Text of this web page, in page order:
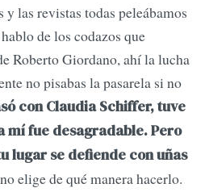
las revistas todas peleábamos
de los codazos que
Roberto Giordano, ahí la lucha
no pisabas la pasarela si no
con Claudia Schiffer, tuve
mí fue desagradable. Pero
lugar se defiende con uñas
elige de qué manera hacerlo.